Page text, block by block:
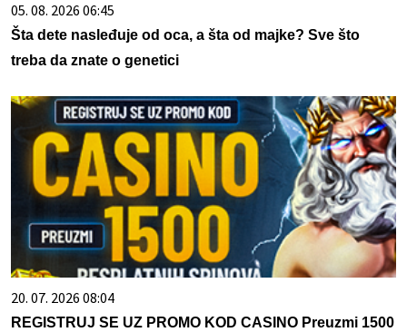
05. 08. 2026 06:45
Šta dete nasleđuje od oca, a šta od majke? Sve što
treba da znate o genetici
20. 07. 2026 08:04
REGISTRUJ SE UZ PROMO KOD CASINO Preuzmi 1500